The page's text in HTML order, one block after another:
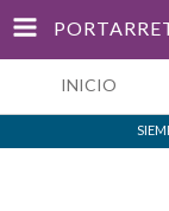
INICIO